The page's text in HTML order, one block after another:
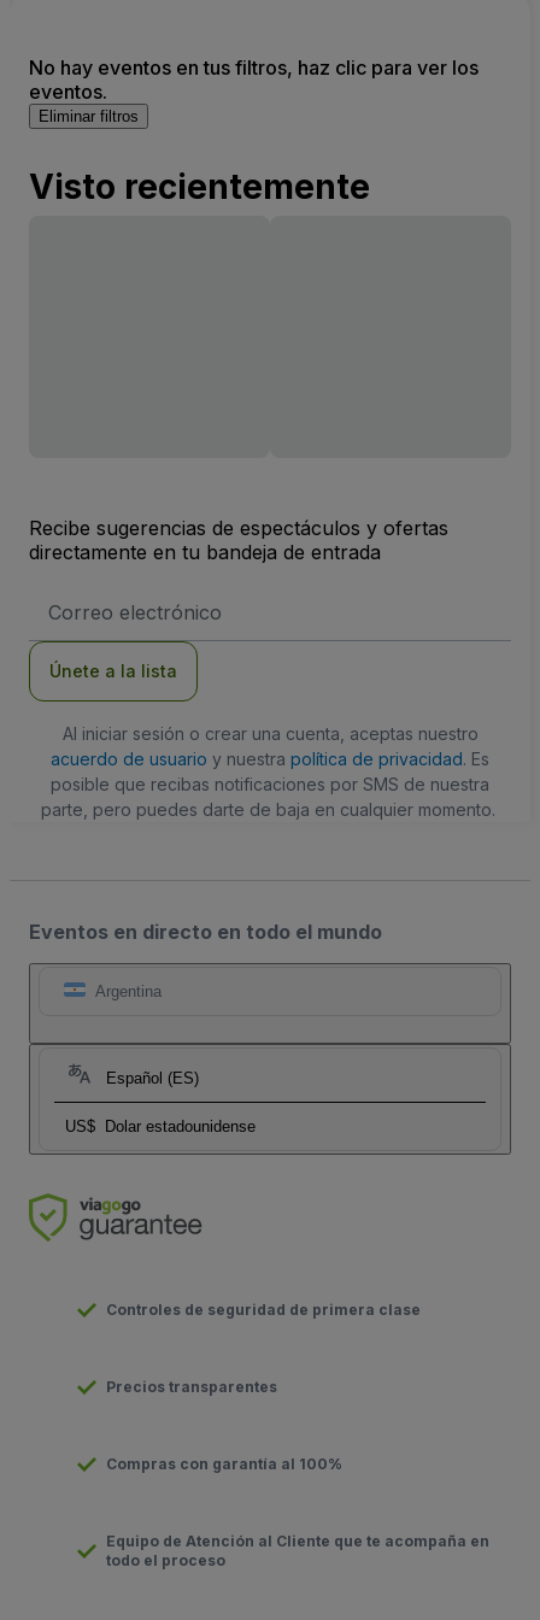
No hay eventos en tus filtros, haz clic para ver los
eventos.
Eliminar filtros
Visto recientemente
Recibe sugerencias de espectáculos y ofertas
directamente en tu bandeja de entrada
de
Únete a la lista
Al iniciar sesión o crear una cuenta, aceptas nuestro
acuerdo de usuario y nuestra política de privacidad. Es
posible que recibas notificaciones por SMS de nuestra
parte, pero puedes darte de baja en cualquier momento.
Eventos en directo en todo el mundo
Argentina
Español (ES)
US$ Dolar estadounidense
Controles de seguridad de primera clase
Precios transparentes
Compras con garantía al 100%
Equipo de Atención al Cliente que te acompaña en
todo el proceso